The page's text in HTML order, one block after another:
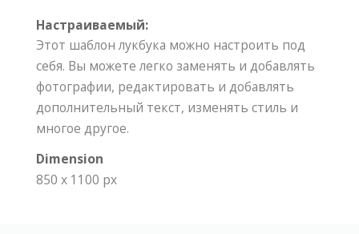
Настраиваемый:
Этот шаблон лукбука можно настроить под
себя. Вы можете легко заменять и добавлять
фотографии, редактировать и добавлять
дополнительный текст, изменять стиль и
многое другое.
Dimension
850 x 1100 px